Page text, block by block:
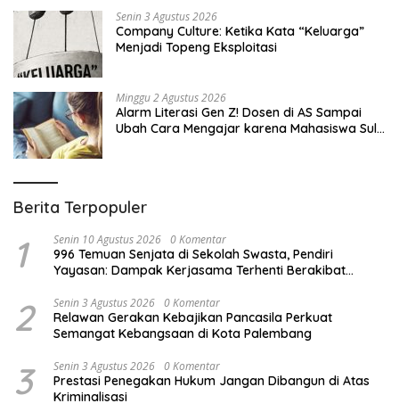
Senin 3 Agustus 2026
Company Culture: Ketika Kata “Keluarga”
Menjadi Topeng Eksploitasi
Minggu 2 Agustus 2026
Alarm Literasi Gen Z! Dosen di AS Sampai
Ubah Cara Mengajar karena Mahasiswa Sulit
Berita Terpopuler
1 Senin 10 Agustus 2026 0 Komentar
996 Temuan Senjata di Sekolah Swasta, Pendiri
Yayasan: Dampak Kerjasama Terhenti Berakibat
2 Senin 3 Agustus 2026 0 Komentar
Relawan Gerakan Kebajikan Pancasila Perkuat
Semangat Kebangsaan di Kota Palembang
3 Senin 3 Agustus 2026 0 Komentar
Prestasi Penegakan Hukum Jangan Dibangun di Atas
Kriminalisasi